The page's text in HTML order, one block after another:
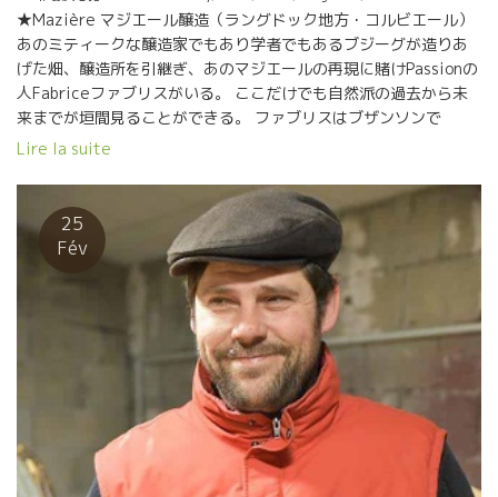
★Mazière マジエール醸造（ラングドック地方・コルビエール）
あのミティークな醸造家でもあり学者でもあるブジーグが造りあ
げた畑、醸造所を引継ぎ、あのマジエールの再現に賭けPassionの
人Fabriceファブリスがいる。 ここだけでも自然派の過去から未
来までが垣間見ることができる。 ファブリスはブザンソンで
Zinzinsザンザンというワイン屋をやっていた。今は亡きJean-
感動したファブリスは何とか再生したいと決意。 今は、二つのス
タイル、マジエールの原点のワインの再生、もう一つは新しいマ
ジエールのスタイルも挑戦している。 ★Mouressipe ム
レシップ醸造（ラングドック地方・ニーム） アランは小さい頃か
らの夢、醸造家になる為に、お金を貯めて少しづつ畑を長い年月
をかけて買い足してきた。ある時、ラングロールのワインを飲ん
で体が震えるほど感動した。 『自分が造りたいワインは、これ
だ！』即アランはラングロール醸造のエリック・プフェーリング
のところに逢いに行った。 研修を申し出た。エリックは何の躊躇
もなく受けれた。 そんなに簡単なことではなかった。葡萄園のビ
オ栽培に年月が過ぎた３年程前から、ワインに酸が残り、発酵も
順調に進むようになった。最近のムレシップは、還元もなく素晴
らしい酸と果実味のバランスがとれて素晴らしくなった。
Lire la suite
25
Fév